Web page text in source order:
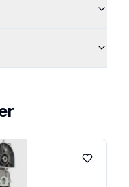
Lägg till